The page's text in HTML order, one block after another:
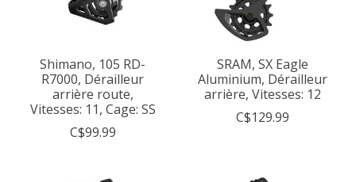
Shimano, 105 RD-
R7000, Dérailleur
arrière route,
Vitesses: 11, Cage: SS
C$99.99
SRAM, SX Eagle
Aluminium, Dérailleur
arrière, Vitesses: 12
C$129.99